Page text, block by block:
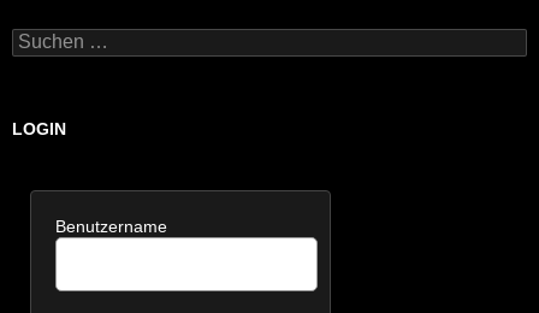
Suchen
nach:
LOGIN
Benutzername